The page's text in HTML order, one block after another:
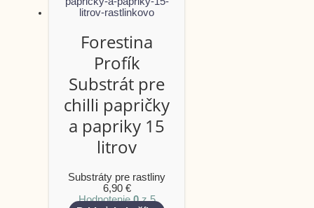
Forestina
Profík
Substrát pre
chilli papričky
a papriky 15
litrov
Substráty pre rastliny
6,90 €
Hodnotenie0z 5